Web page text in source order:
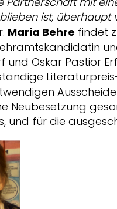
ist, überhaupt
Maria Behre findet
und Oskar Pastior
Neubesetzung
und für die